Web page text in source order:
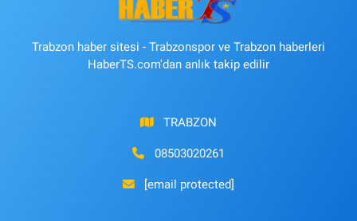
Trabzon haber sitesi - Trabzonspor ve Trabzon haberleri
HaberTS.com'dan anlık takip edilir
TRABZON
08503020261
[email protected]